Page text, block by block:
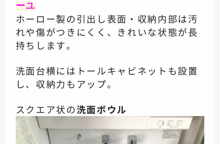
ーユ
ホーロー製の引出し表面・収納内部は汚
れや傷がつきにくく、きれいな状態が長
持ちします。
洗面台横にはトールキャビネットも設置
し、収納力もアップ。
スクエア状の洗面ボウル